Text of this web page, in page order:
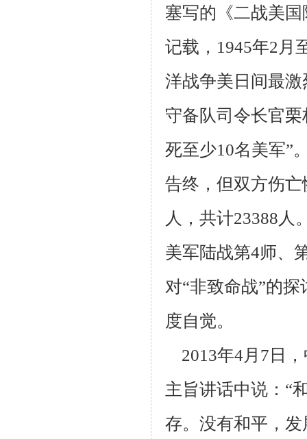
塞写的《二战美
记载，1945年2月
洋战争美日间最
守备队司令长官
死至少10名美军”
告终，但双方伤
人，共计23388人
美军陆战第4师、
对“非致命战”的
度自觉。
2013年4月7日
主旨讲话中说：“
存。没有和平，